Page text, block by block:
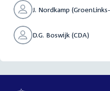
J. Nordkamp
D.G. Boswijk (CDA)